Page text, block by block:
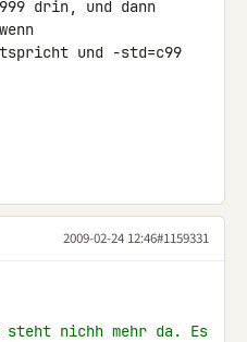
drin, und dann
und -std=c99
2009-02-24 12:46#1159331
steht nichh mehr da. Es